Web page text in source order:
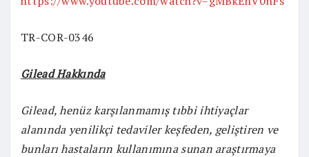
TR-COR-0346
Gilead Hakkında
Gilead, henüz karşılanmamış tıbbi ihtiyaçlar
alanında yenilikçi tedaviler keşfeden, geliştiren ve
bunları hastaların kullanımına sunan araştırmaya